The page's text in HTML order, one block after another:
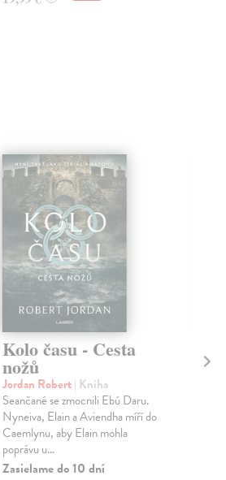
Kolo času - Cesta
nožů
Jordan Robert| Kniha
Seančané se zmocnili Ebú Daru.
Nyneiva, Elain a Aviendha míří do
Caemlynu, aby Elain mohla
poprávu u...
Zasielame do 10 dní
v